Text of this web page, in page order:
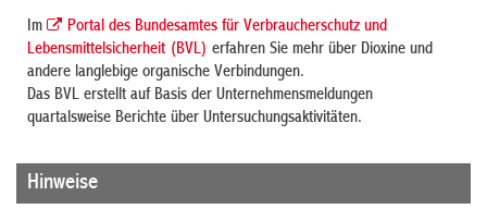
Im
Portal des Bundesamtes für Verbraucherschutz und
Lebensmittelsicherheit (BVL) erfahren Sie mehr über Dioxine und
andere langlebige organische Verbindungen.
Das BVL erstellt auf Basis der Unternehmensmeldungen
quartalsweise Berichte über Untersuchungsaktivitäten.
Hinweise